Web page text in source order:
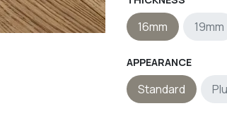
16mm 19mm
APPEARANCE
Standard